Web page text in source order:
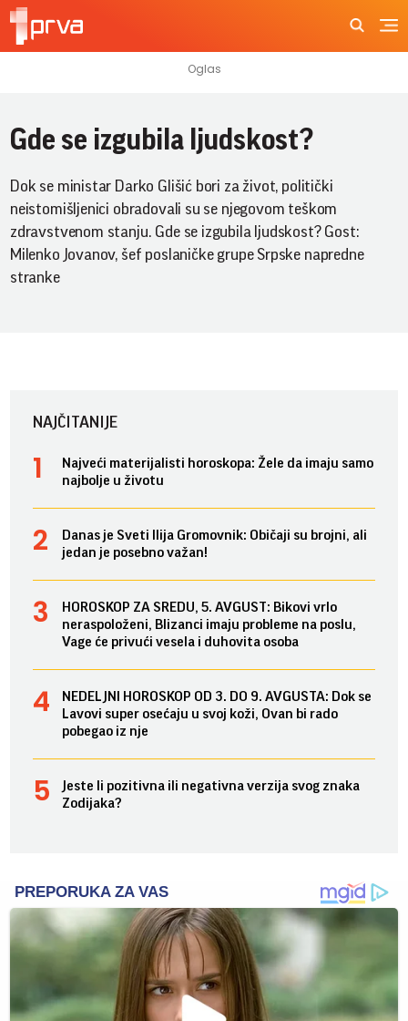
Gde se izgubila ljudskost?
Dok se ministar Darko Glišić bori za život, politički
neistomišljenici obradovali su se njegovom teškom
zdravstvenom stanju. Gde se izgubila ljudskost? Gost:
Milenko Jovanov, šef poslaničke grupe Srpske napredne
stranke
NAJČITANIJE
Najveći materijalisti horoskopa: Žele da imaju samo
najbolje u životu
Danas je Sveti Ilija Gromovnik: Običaji su brojni, ali
jedan je posebno važan!
HOROSKOP ZA SREDU, 5. AVGUST: Bikovi vrlo
neraspoloženi, Blizanci imaju probleme na poslu,
Vage će privući vesela i duhovita osoba
NEDELJNI HOROSKOP OD 3. DO 9. AVGUSTA: Dok se
Lavovi super osećaju u svoj koži, Ovan bi rado
pobegao iz nje
Jeste li pozitivna ili negativna verzija svog znaka
Zodijaka?